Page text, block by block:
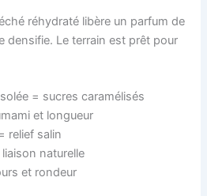
réhydraté libère un parfum de
densifie. Le terrain est prêt pour
= sucres caramélisés
et longueur
relief salin
naturelle
et rondeur